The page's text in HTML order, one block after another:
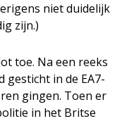
niet duidelijk
zijn.)
toe. Na een reeks
gesticht in de EA7-
gingen. Toen er
in het Britse